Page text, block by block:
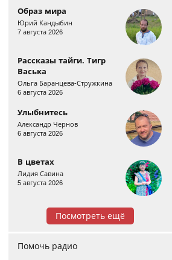
Образ мира
Юрий Кандыбин
7 августа 2026
Рассказы тайги. Тигр
Васька
Ольга Баранцева-Стружкина
6 августа 2026
Улыбнитесь
Александр Чернов
6 августа 2026
В цветах
Лидия Савина
5 августа 2026
Посмотреть ещё
Помочь радио